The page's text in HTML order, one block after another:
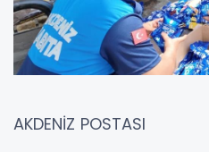
AKDENİZ POSTASI